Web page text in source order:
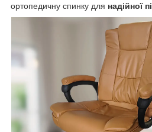
ортопедичну спинку для надійної